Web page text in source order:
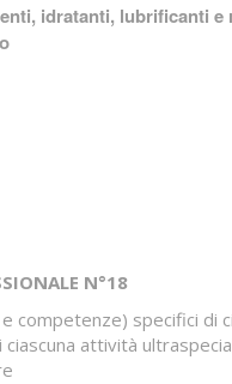
idratanti, lubrificanti e
N°18
competenze) specifici di
attività